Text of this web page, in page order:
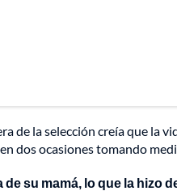
de la selección creía que la
dos ocasiones tomando
su mamá, lo que la hizo